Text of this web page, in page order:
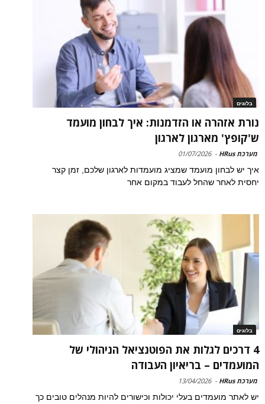
בלוגים
נורת אזהרה או הזדמנות: איך לבחון מועמד
ש'קופץ' מארגון לארגון
מערכת HRus -
01/07/2026
איך יש לבחון מועמד שמציג מועמדות לארגון שלכם, זמן קצר
יחסית לאחר שהחל לעבוד במקום אחר
בלוגים
4 דרכים לגלות את הפוטנציאל הניהולי של
המועמדים – בריאיון העבודה
מערכת HRus -
13/04/2026
יש לאתר מועמדים בעלי יכולות וכישורים להיות מנהלים טובים כך